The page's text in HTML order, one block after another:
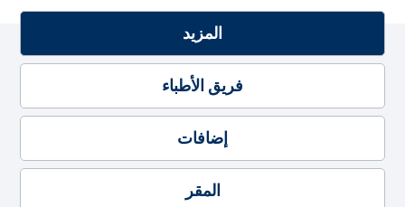
المزيد
فريق الأطباء
إضافات
المقر